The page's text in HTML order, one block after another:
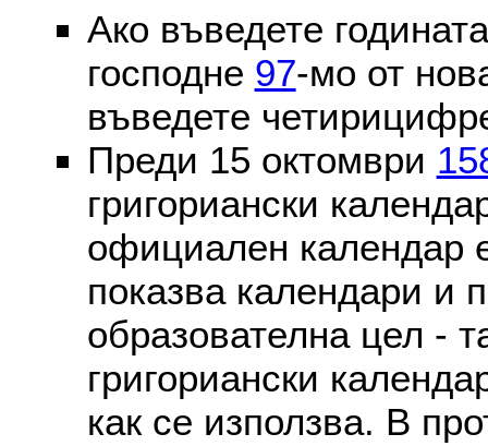
Ако въведете
господне 97-мо от
въведете
Преди 15 октомври
григориански
официален календар
показва календари и
образователна цел -
григориански
как се използва. В